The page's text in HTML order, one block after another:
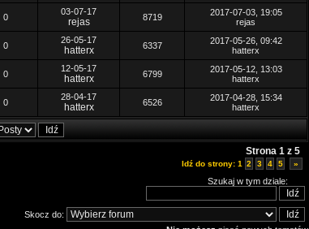
0
03-07-17
rejas 8719
2017-07-03, 19:05
rejas
0
26-05-17
hatterx 6337
2017-05-26, 09:42
hatterx
0
12-05-17
hatterx 6799
2017-05-12, 13:03
hatterx
0
28-04-17
hatterx 6526
2017-04-28, 15:34
hatterx
Strona 1 z 5
Idź do strony: 1 2 3 4 5 »
Szukaj w tym dziale:
Skocz do: